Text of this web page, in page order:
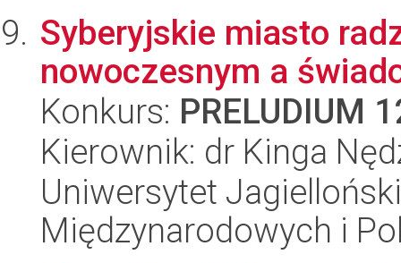
Syberyjskie miasto
nowoczesnym a
Konkurs: PRELUDIUM
Kierownik: dr Kinga
Uniwersytet
Międzynarodowych i